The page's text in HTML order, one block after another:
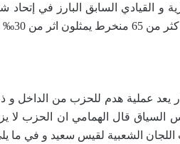
و القيادي السابق البارز في إتحاد
الحزب.
يعد عملية هدم للحزب من
قال الهمامي ان الحزب لا
الشعبية لقيس سعيد و في ما